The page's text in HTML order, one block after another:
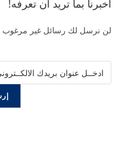
أخبرنا بما تريد أن تعرفه!
لن نرسل لك رسائل غير مرغوب